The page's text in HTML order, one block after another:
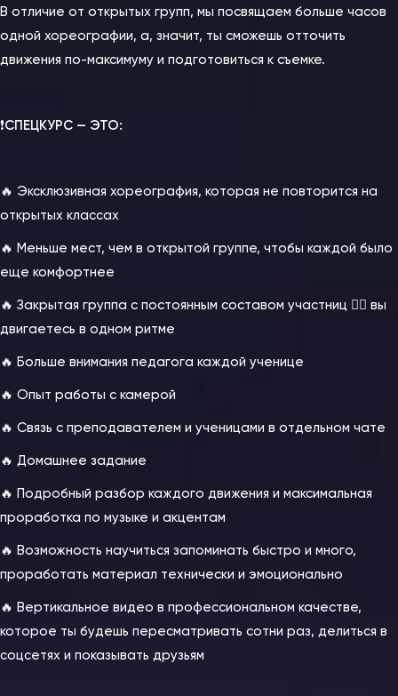
В отличие от открытых групп, мы посвящаем больше часов
одной хореографии, а, значит, ты сможешь отточить
движения по-максимуму и подготовиться к съемке.
❗️СПЕЦКУРС — ЭТО:
🔥 Эксклюзивная хореография, которая не повторится на
открытых классах
🔥 Меньше мест, чем в открытой группе, чтобы каждой было
еще комфортнее
🔥 Закрытая группа с постоянным составом участниц 👉🏻 вы
двигаетесь в одном ритме
🔥 Больше внимания педагога каждой ученице
🔥 Опыт работы с камерой
🔥 Связь с преподавателем и ученицами в отдельном чате
🔥 Домашнее задание
🔥 Подробный разбор каждого движения и максимальная
проработка по музыке и акцентам
🔥 Возможность научиться запоминать быстро и много,
проработать материал технически и эмоционально
🔥 Вертикальное видео в профессиональном качестве,
которое ты будешь пересматривать сотни раз, делиться в
соцсетях и показывать друзьям